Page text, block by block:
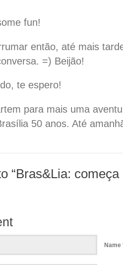
fun!
então, até mais
=) Beijão!
te espero!
para mais uma
50 anos. Até
“Bras&Lia:
Name